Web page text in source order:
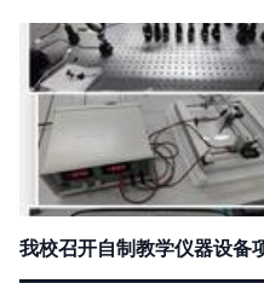
我校召开自制教学仪器设备